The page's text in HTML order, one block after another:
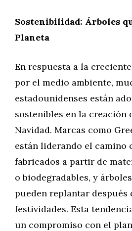
Sostenibilidad: Árboles
Planeta
En respuesta a la
por el medio ambiente,
estadounidenses están
sostenibles en la creación
Navidad. Marcas como
están liderando el camino
fabricados a partir de
o biodegradables, y
pueden replantar después
festividades. Esta
un compromiso con el